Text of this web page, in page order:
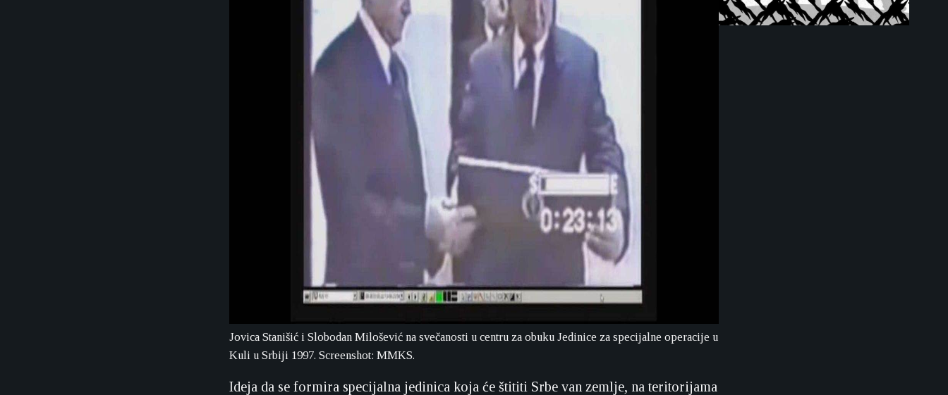
Jovica Stanišić i Slobodan Milošević na svečanosti u centru za obuku Jedinice za specijalne operacije u
Kuli u Srbiji 1997. Screenshot: MMKS.
Ideja da se formira specijalna jedinica koja će štititi Srbe van zemlje, na teritorijama